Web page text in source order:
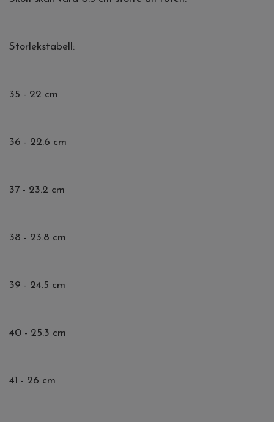
Storlekstabell:
35 - 22 cm
36 - 22.6 cm
37 - 23.2 cm
38 - 23.8 cm
39 - 24.5 cm
40 - 25.3 cm
41 - 26 cm